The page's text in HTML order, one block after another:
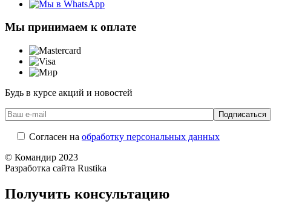
Мы принимаем к оплате
Будь в курсе акций и новостей
Согласен на обработку персональных данных
© Командир 2023
Разработка сайта Rustika
Получить консультацию